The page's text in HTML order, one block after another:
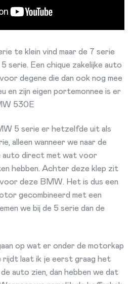
te klein vind maar de 7 serie
serie. Een chique zakelijke auto
degene die dan ook nog mee
en zijn eigen portemonnee is er
530E
5 serie er hetzelfde uit als
alleen wanneer we naar de
auto direct met wat voor
hebben. Achter deze klep zit
deze BMW. Het is dus een
gecombineerd met een
we bij de 5 serie dan de
op wat er onder de motorkap
rijdt laat ik je eerst graag het
auto zien, dan hebben we dat